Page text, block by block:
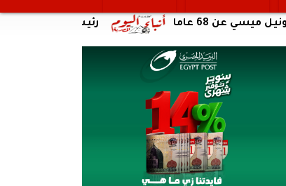
رئيس هيئة الرعاية الصحية عاما